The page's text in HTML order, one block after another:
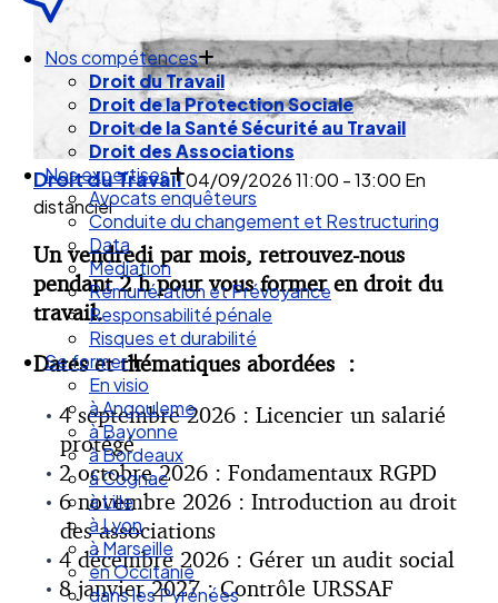
Nos compétences
Droit du Travail
Droit de la Protection Sociale
Droit de la Santé Sécurité au Travail
Droit des Associations
Nos expertises
Avocats enquêteurs
Conduite du changement et Restructuring
Data
Médiation
Rémunération et Prévoyance
Responsabilité pénale
Risques et durabilité
Se former
En visio
à Angouleme
à Bayonne
à Bordeaux
à Cognac
à Lille
à Lyon
à Marseille
en Occitanie
Droit du Travail04/09/202611:00 - 13:00 En
distanciel
Un vendredi par mois, retrouvez-nous
pendant 2 h pour vous former en droit du
travail.
Dates et thématiques abordées :
4 septembre 2026 : Licencier un salarié
protégé
2 octobre 2026 : Fondamentaux RGPD
6 novembre 2026 : Introduction au droit
des associations
4 décembre 2026 : Gérer un audit social
8 janvier 2027 : Contrôle URSSAF